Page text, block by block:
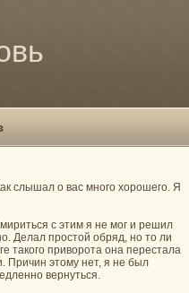
слышал о вас много хорошего. Я
с этим я не мог и решил
Делал простой обряд, но то ли
такого приворота она перестала
Причин этому нет, я не был
вернуться.